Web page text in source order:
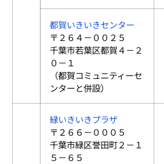
都賀いきいきセンター
〒２６４－００２５
千葉市若葉区都賀４－２
０－１
（都賀コミュニティーセ
ンターと併設）
緑いきいきプラザ
〒２６６－０００５
千葉市緑区誉田町２－１
５－６５